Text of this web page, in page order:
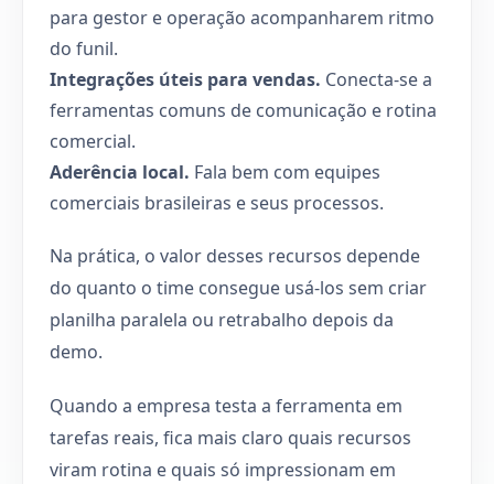
para gestor e operação acompanharem ritmo
do funil.
Integrações úteis para vendas. Conecta-se a
ferramentas comuns de comunicação e rotina
comercial.
Aderência local. Fala bem com equipes
comerciais brasileiras e seus processos.
Na prática, o valor desses recursos depende
do quanto o time consegue usá-los sem criar
planilha paralela ou retrabalho depois da
demo.
Quando a empresa testa a ferramenta em
tarefas reais, fica mais claro quais recursos
viram rotina e quais só impressionam em